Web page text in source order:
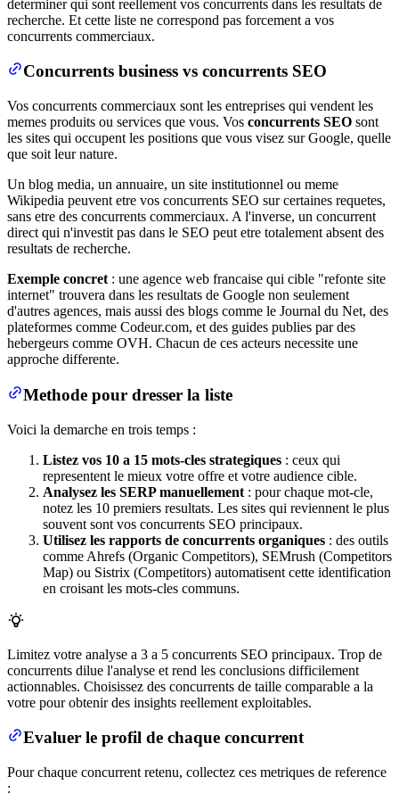
determiner qui sont reellement vos concurrents dans les resultats de
recherche. Et cette liste ne correspond pas forcement a vos
concurrents commerciaux.
Concurrents business vs concurrents SEO
Vos concurrents commerciaux sont les entreprises qui vendent les
memes produits ou services que vous. Vos concurrents SEO sont
les sites qui occupent les positions que vous visez sur Google, quelle
que soit leur nature.
Un blog media, un annuaire, un site institutionnel ou meme
Wikipedia peuvent etre vos concurrents SEO sur certaines requetes,
sans etre des concurrents commerciaux. A l'inverse, un concurrent
direct qui n'investit pas dans le SEO peut etre totalement absent des
resultats de recherche.
Exemple concret : une agence web francaise qui cible "refonte site
internet" trouvera dans les resultats de Google non seulement
d'autres agences, mais aussi des blogs comme le Journal du Net, des
plateformes comme Codeur.com, et des guides publies par des
hebergeurs comme OVH. Chacun de ces acteurs necessite une
approche differente.
Methode pour dresser la liste
Voici la demarche en trois temps :
Listez vos 10 a 15 mots-cles strategiques : ceux qui
representent le mieux votre offre et votre audience cible.
Analysez les SERP manuellement : pour chaque mot-cle,
notez les 10 premiers resultats. Les sites qui reviennent le plus
souvent sont vos concurrents SEO principaux.
Utilisez les rapports de concurrents organiques : des outils
comme Ahrefs (Organic Competitors), SEMrush (Competitors
Map) ou Sistrix (Competitors) automatisent cette identification
en croisant les mots-cles communs.
Limitez votre analyse a 3 a 5 concurrents SEO principaux. Trop de
concurrents dilue l'analyse et rend les conclusions difficilement
actionnables. Choisissez des concurrents de taille comparable a la
votre pour obtenir des insights reellement exploitables.
Evaluer le profil de chaque concurrent
Pour chaque concurrent retenu, collectez ces metriques de reference
: